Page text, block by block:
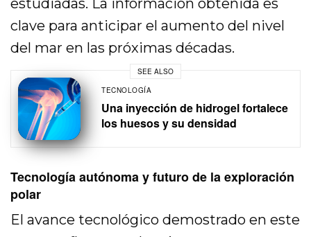
estudiadas. La información obtenida es
clave para anticipar el aumento del nivel
del mar en las próximas décadas.
SEE ALSO
TECNOLOGÍA
Una inyección de hidrogel fortalece
los huesos y su densidad
Tecnología autónoma y futuro de la exploración
polar
El avance tecnológico demostrado en este